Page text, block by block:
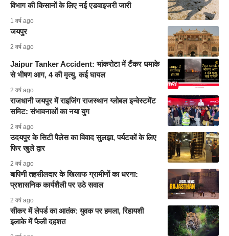
विभाग की किसानों के लिए नई एडवाइजरी जारी
1 वर्ष ago
जयपुर
2 वर्ष ago
Jaipur Tanker Accident: भांकरोटा में टैंकर धमाके
से भीषण आग, 4 की मृत्यु, कई घायल
2 वर्ष ago
राजधानी जयपुर में राइजिंग राजस्थान ग्लोबल इन्वेस्टमेंट
समिट: संभावनाओं का नया युग
2 वर्ष ago
उदयपुर के सिटी पैलेस का विवाद सुलझा, पर्यटकों के लिए
फिर खुले द्वार
2 वर्ष ago
बापिणी तहसीलदार के खिलाफ ग्रामीणों का धरना:
प्रशासनिक कार्यशैली पर उठे सवाल
2 वर्ष ago
सीकर में लेपर्ड का आतंक: युवक पर हमला, रिहायशी
इलाके में फैली दहशत